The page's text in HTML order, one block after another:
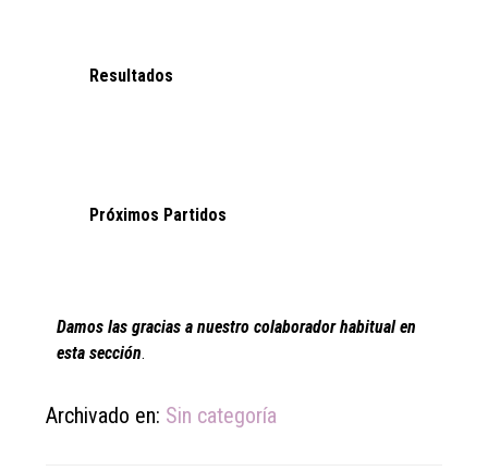
Resultados
Próximos Partidos
Damos las gracias a nuestro colaborador habitual en
esta sección.
Archivado en: Sin categoría